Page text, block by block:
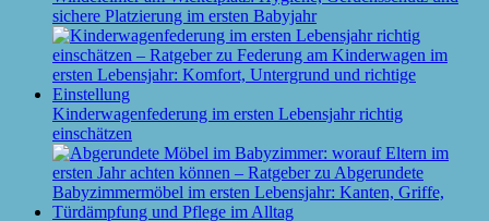
sichere Platzierung im ersten Babyjahr
Kinderwagenfederung im ersten Lebensjahr richtig
einschätzen